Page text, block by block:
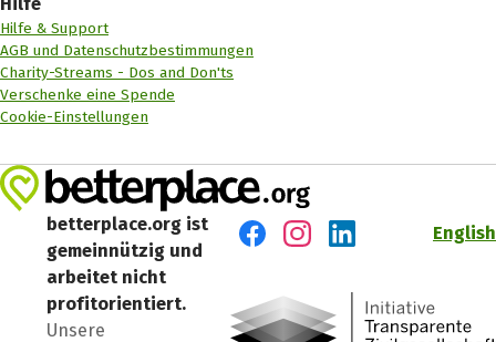
Hilfe & Support
AGB und Datenschutzbestimmungen
Charity-Streams - Dos and Don'ts
Verschenke eine Spende
Cookie-Einstellungen
betterplace.org ist
gemeinnützig und
arbeitet nicht
profitorientiert.
Unsere
English